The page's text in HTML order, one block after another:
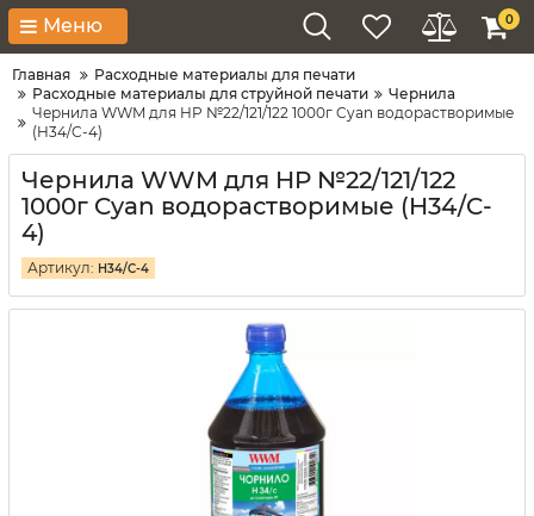
Меню 0
Главная
Расходные материалы для печати
Расходные материалы для струйной печати
Чернила
Чернила WWM для HP №22/121/122 1000г Cyan водорастворимые
(H34/C-4)
Чернила WWM для HP №22/121/122
1000г Cyan водорастворимые (H34/C-
4)
Артикул: H34/C-4